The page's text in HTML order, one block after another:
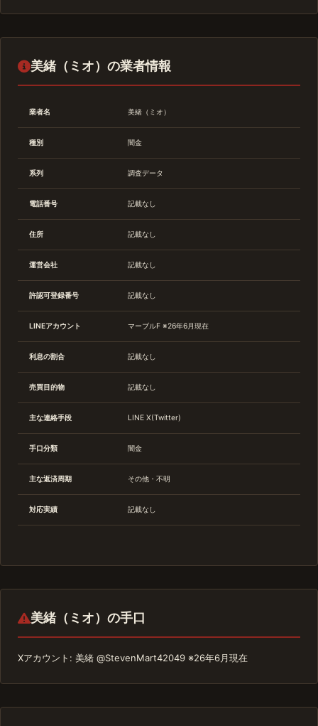
美緒（ミオ）の業者情報
業者名 美緒（ミオ）
種別 闇金
系列 調査データ
電話番号 記載なし
住所 記載なし
運営会社 記載なし
許認可登録番号 記載なし
LINEアカウント マーブルF ※26年6月現在
利息の割合 記載なし
売買目的物 記載なし
主な連絡手段 LINE X(Twitter)
手口分類 闇金
主な返済周期 その他・不明
対応実績 記載なし
美緒（ミオ）の手口
Xアカウント: 美緒 @StevenMart42049 ※26年6月現在